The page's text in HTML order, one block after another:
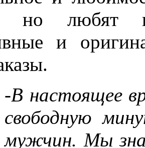
но любят
и
-В настоящее
свободную
мужчин. Мы